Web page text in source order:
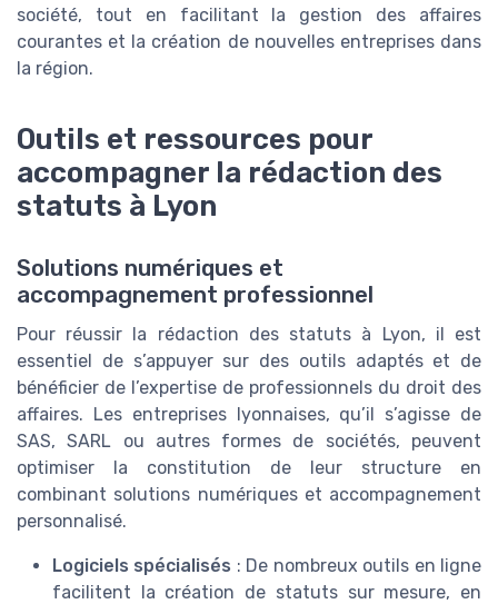
société, tout en facilitant la gestion des affaires
courantes et la création de nouvelles entreprises dans
la région.
Outils et ressources pour
accompagner la rédaction des
statuts à Lyon
Solutions numériques et
accompagnement professionnel
Pour réussir la rédaction des statuts à Lyon, il est
essentiel de s’appuyer sur des outils adaptés et de
bénéficier de l’expertise de professionnels du droit des
affaires. Les entreprises lyonnaises, qu’il s’agisse de
SAS, SARL ou autres formes de sociétés, peuvent
optimiser la constitution de leur structure en
combinant solutions numériques et accompagnement
personnalisé.
Logiciels spécialisés : De nombreux outils en ligne
facilitent la création de statuts sur mesure, en